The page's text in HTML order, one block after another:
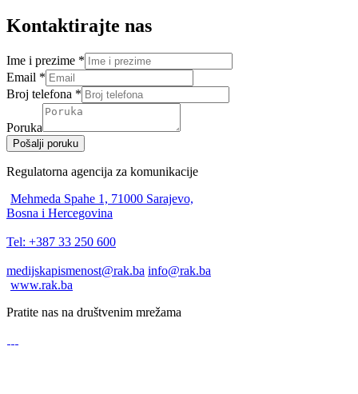
Kontaktirajte nas
Ime i prezime *
Email *
Broj telefona *
Poruka
Pošalji poruku
Regulatorna agencija za komunikacije
Mehmeda Spahe 1, 71000 Sarajevo,
Bosna i Hercegovina
Tel: +387 33 250 600
medijskapismenost@rak.ba info@rak.ba
www.rak.ba
Pratite nas na društvenim mrežama